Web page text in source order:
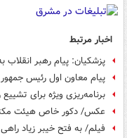
اخبار مرتبط
پزشکیان: پیام رهبر
پیام معاون اول رئیس جمهور
برنامه‌ریزی ویژه برای
عکس/ دکور خاص هیئت
فیلم/ به فتح خیبر زیاد